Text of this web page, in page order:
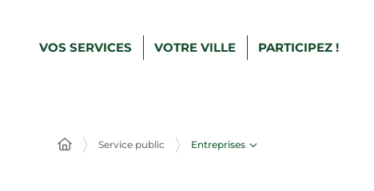
VOS SERVICES VOTRE VILLE PARTICIPEZ !
Service public Entreprises